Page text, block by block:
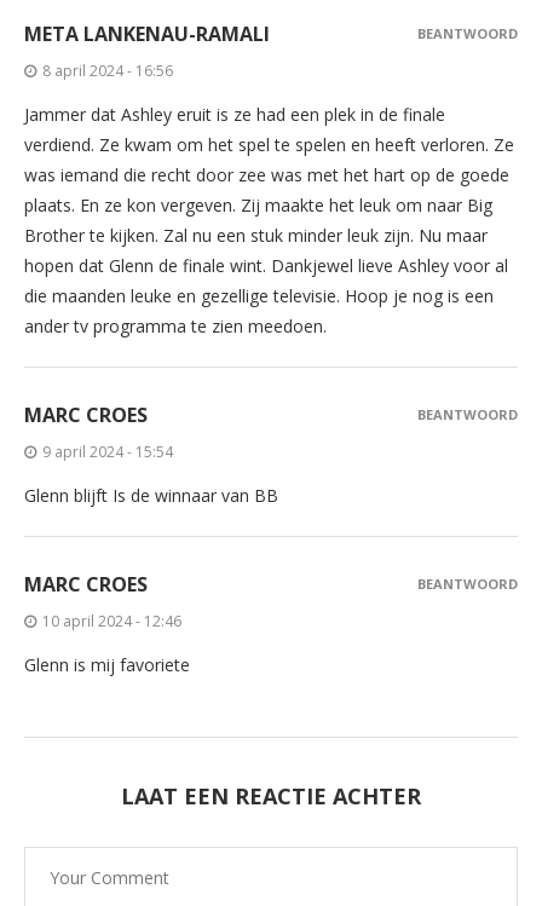
META LANKENAU-RAMALI
8 april 2024 - 16:56
Jammer dat Ashley eruit is ze had een plek in de finale
verdiend. Ze kwam om het spel te spelen en heeft verloren. Ze
was iemand die recht door zee was met het hart op de goede
plaats. En ze kon vergeven. Zij maakte het leuk om naar Big
Brother te kijken. Zal nu een stuk minder leuk zijn. Nu maar
hopen dat Glenn de finale wint. Dankjewel lieve Ashley voor al
die maanden leuke en gezellige televisie. Hoop je nog is een
ander tv programma te zien meedoen.
BEANTWOORD
MARC CROES
9 april 2024 - 15:54
Glenn blijft Is de winnaar van BB
BEANTWOORD
MARC CROES
10 april 2024 - 12:46
Glenn is mij favoriete
BEANTWOORD
LAAT EEN REACTIE ACHTER